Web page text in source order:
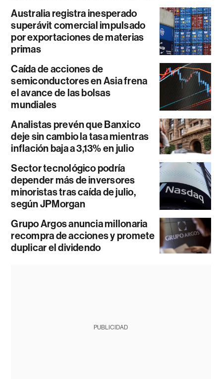
Australia registra inesperado
superávit comercial impulsado
por exportaciones de materias
primas
Caída de acciones de
semiconductores en Asia frena
el avance de las bolsas
mundiales
Analistas prevén que Banxico
deje sin cambio la tasa mientras
inflación baja a 3,13% en julio
Sector tecnológico podría
depender más de inversores
minoristas tras caída de julio,
según JPMorgan
Grupo Argos anuncia millonaria
recompra de acciones y promete
duplicar el dividendo
PUBLICIDAD